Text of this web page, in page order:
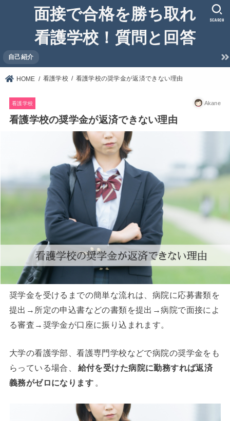
面接で合格を勝ち取れ
看護学校！質問と回答
自己紹介
SEARCH
HOME 看護学校 看護学校の奨学金が返済できない理由
看護学校 Akane
看護学校の奨学金が返済できない理由
奨学金を受けるまでの簡単な流れは、病院に応募書類を
提出→所定の申込書などの書類を提出→病院で面接によ
る審査→奨学金が口座に振り込まれます。
大学の看護学部、看護専門学校などで病院の奨学金をも
らっている場合、
給付を受けた病院に勤務すれば返済
義務がゼロになります 。